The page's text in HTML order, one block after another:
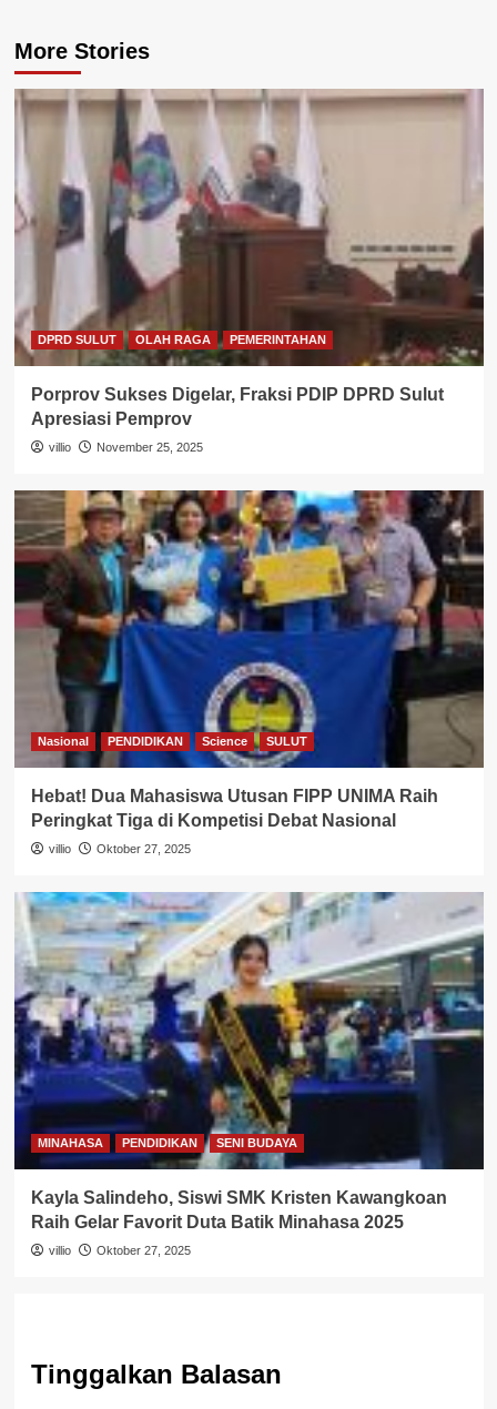
More Stories
DPRD SULUT OLAH RAGA PEMERINTAHAN
Porprov Sukses Digelar, Fraksi PDIP DPRD Sulut
Apresiasi Pemprov
villio November 25, 2025
Nasional PENDIDIKAN Science SULUT
Hebat! Dua Mahasiswa Utusan FIPP UNIMA Raih
Peringkat Tiga di Kompetisi Debat Nasional
villio Oktober 27, 2025
MINAHASA PENDIDIKAN SENI BUDAYA
Kayla Salindeho, Siswi SMK Kristen Kawangkoan
Raih Gelar Favorit Duta Batik Minahasa 2025
villio Oktober 27, 2025
Tinggalkan Balasan